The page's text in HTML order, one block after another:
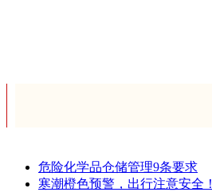
危险化学品仓储管理9条要求
寒潮橙色预警，出行注意安全！